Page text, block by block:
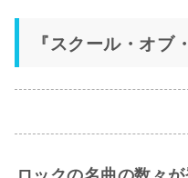
『スクール・オ